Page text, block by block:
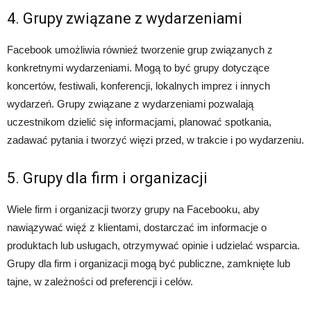
4. Grupy związane z wydarzeniami
Facebook umożliwia również tworzenie grup związanych z
konkretnymi wydarzeniami. Mogą to być grupy dotyczące
koncertów, festiwali, konferencji, lokalnych imprez i innych
wydarzeń. Grupy związane z wydarzeniami pozwalają
uczestnikom dzielić się informacjami, planować spotkania,
zadawać pytania i tworzyć więzi przed, w trakcie i po wydarzeniu.
5. Grupy dla firm i organizacji
Wiele firm i organizacji tworzy grupy na Facebooku, aby
nawiązywać więź z klientami, dostarczać im informacje o
produktach lub usługach, otrzymywać opinie i udzielać wsparcia.
Grupy dla firm i organizacji mogą być publiczne, zamknięte lub
tajne, w zależności od preferencji i celów.